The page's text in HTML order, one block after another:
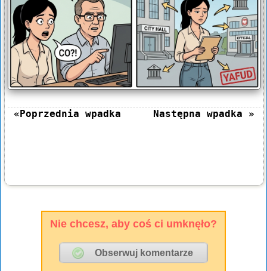
«Poprzednia wpadka Następna wpadka »
Nie chcesz, aby coś ci umknęło?